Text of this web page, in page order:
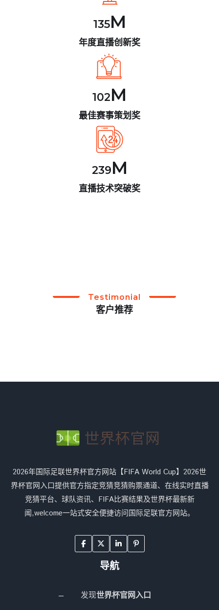
135M
年度直播创新奖
102M
最佳赛事策划奖
239M
直播技术突破奖
Testimonial
客户推荐
2026年国际足联世界杯官方网站【FIFA World Cup】2026世
界杯官网入口提供官方指定竞猜竞猜购票通道、在线实时直播
竞猜平台、球队资讯、FIFA比赛结果及世界杯最新新
闻,welcome一站式安全便捷访问国际足联官方网站。
导航
发现世界杯官网入口